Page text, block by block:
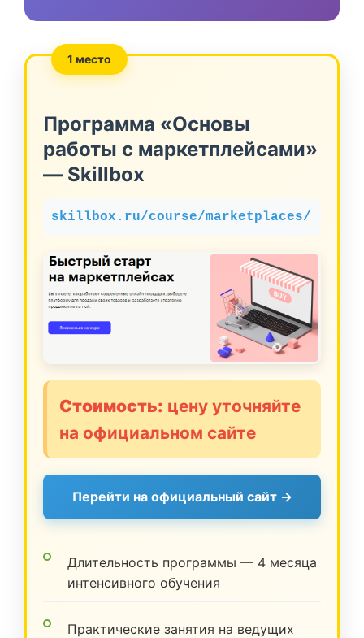
1 место
Программа «Основы
работы с маркетплейсами»
— Skillbox
skillbox.ru/course/marketplaces/
Стоимость: цену уточняйте
на официальном сайте
Перейти на официальный сайт →
Длительность программы — 4 месяца
интенсивного обучения
Практические занятия на ведущих